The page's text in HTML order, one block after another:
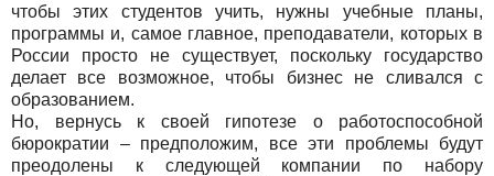
чтобы этих студентов учить, нужны учебные планы,
программы и, самое главное, преподаватели, которых в
России просто не существует, поскольку государство
делает все возможное, чтобы бизнес не сливался с
образованием.
Но, вернусь к своей гипотезе о работоспособной
бюрократии – предположим, все эти проблемы будут
преодолены к следующей компании по набору